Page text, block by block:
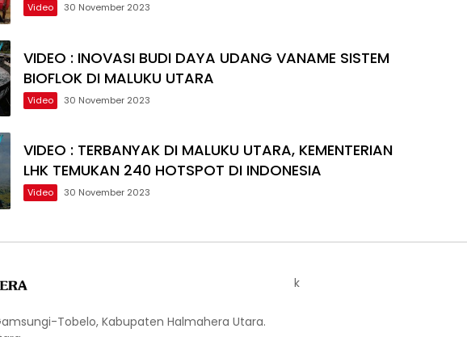
Video 30 November 2023
VIDEO : INOVASI BUDI DAYA UDANG VANAME SISTEM
BIOFLOK DI MALUKU UTARA
Video 30 November 2023
VIDEO : TERBANYAK DI MALUKU UTARA, KEMENTERIAN
LHK TEMUKAN 240 HOTSPOT DI INDONESIA
Video 30 November 2023
Tobelo, Kabupaten Halmahera Utara.
k